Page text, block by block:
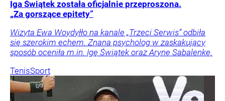
Iga Świątek została oficjalnie przeproszona.
„Za gorszące epitety”
Wizyta Ewa Woydyłło na kanale „Trzeci Serwis” odbiła
się szerokim echem. Znana psycholog w zaskakujący
sposób oceniła m.in. Igę Świątek oraz Arynę Sabalenkę.
TenisSport